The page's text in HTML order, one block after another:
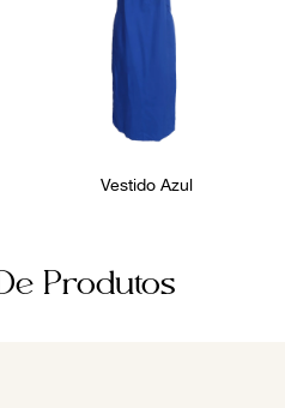
Vestido Azul
Produtos